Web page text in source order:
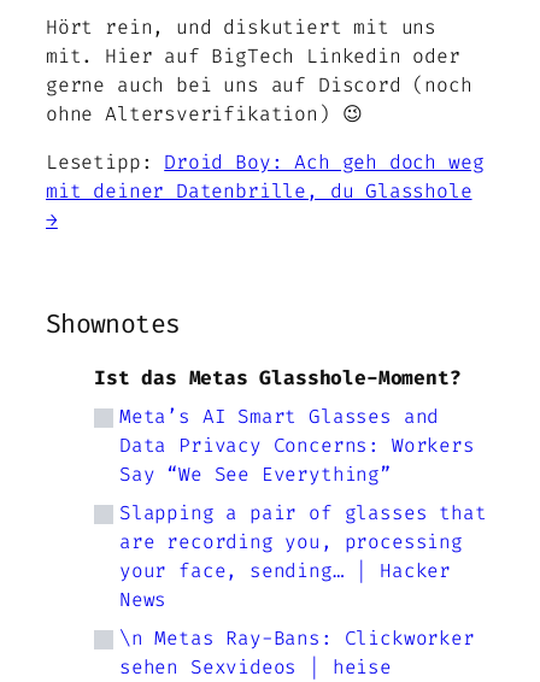
Hört rein, und diskutiert mit uns
mit. Hier auf BigTech Linkedin oder
gerne auch bei uns auf Discord (noch
ohne Altersverifikation) 😉
Lesetipp: Droid Boy: Ach geh doch weg
mit deiner Datenbrille, du Glasshole
→
Shownotes
Ist das Metas Glasshole-Moment?
Meta’s AI Smart Glasses and
Data Privacy Concerns: Workers
Say “We See Everything”
Slapping a pair of glasses that
are recording you, processing
your face, sending… | Hacker
News
\n Metas Ray-Bans: Clickworker
sehen Sexvideos | heise